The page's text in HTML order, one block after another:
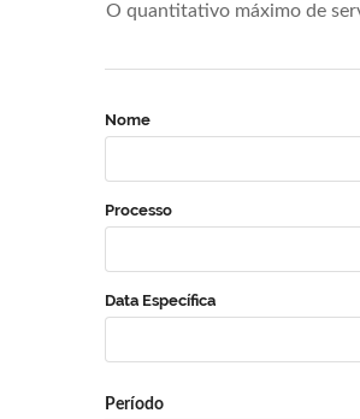
O quantitativo máximo de
Nome
Processo
Data Específica
Período